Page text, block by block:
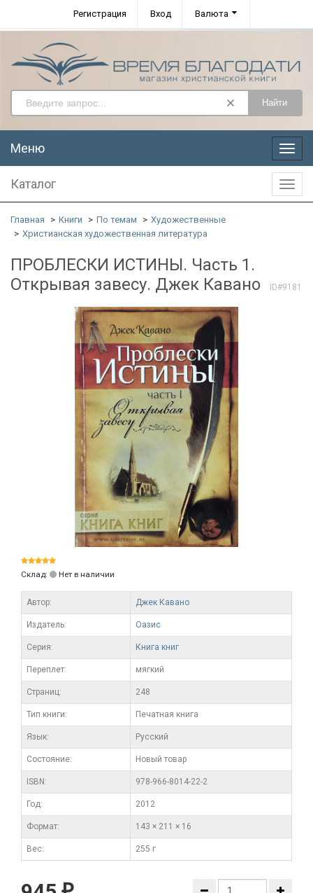
Регистрация Вход Валюта
Найти
Меню
Меню
Каталог
Главная Книги По темам
Художественные
Христианская художественная литература
ПРОБЛЕСКИ ИСТИНЫ. Часть 1.
Открывая завесу. Джек Кавано
ID#9181
Склад: Нет в наличии
Автор: Джек Кавано
Издатель: Оазис
Серия: Книга книг
Переплет: мягкий
Cтраниц: 248
Тип книги: Печатная книга
Язык: Русский
Состояние: Новый товар
ISBN: 978-966-8014-22-2
Год: 2012
Формат: 143 × 211 × 16
Вес: 255 г